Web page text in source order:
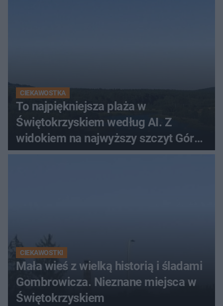
CIEKAWOSTKA
To najpiękniejsza plaża w
Świętokrzyskiem według AI. Z
widokiem na najwyższy szczyt Gór
Świętokrzyskich
CIEKAWOSTKI
Mała wieś z wielką historią i śladami
Gombrowicza. Nieznane miejsca w
Świętokrzyskiem